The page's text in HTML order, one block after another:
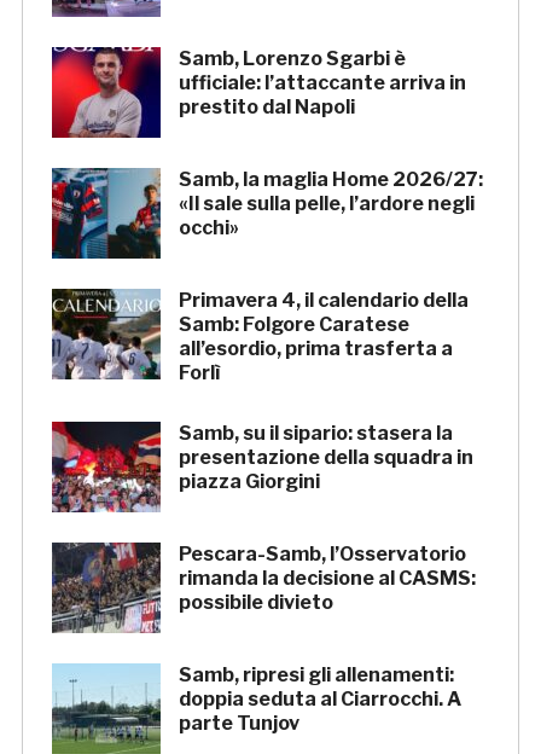
Samb, Lorenzo Sgarbi è
ufficiale: l’attaccante arriva in
prestito dal Napoli
Samb, la maglia Home 2026/27:
«Il sale sulla pelle, l’ardore negli
occhi»
Primavera 4, il calendario della
Samb: Folgore Caratese
all’esordio, prima trasferta a
Forlì
Samb, su il sipario: stasera la
presentazione della squadra in
piazza Giorgini
Pescara-Samb, l’Osservatorio
rimanda la decisione al CASMS:
possibile divieto
Samb, ripresi gli allenamenti:
doppia seduta al Ciarrocchi. A
parte Tunjov